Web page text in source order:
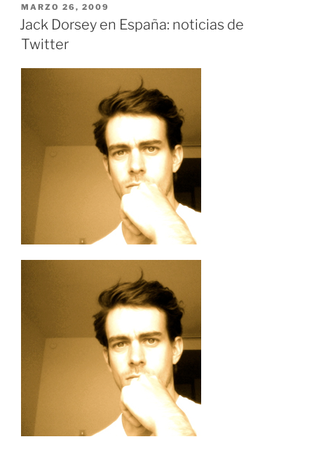
PUBLICADO
EL
MARZO 26, 2009
Jack Dorsey en España: noticias de
Twitter